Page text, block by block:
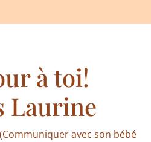
à toi!
Laurine
avec son bébé